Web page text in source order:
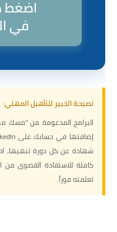
اضغط
في
نصيحة الخبير للتأهيل المهني:
البرامج المدعومة من "مسك
شهادة عن كل دورة تنهيها،
كاملة للاستفادة القصوى من
تعلمته فوراً.